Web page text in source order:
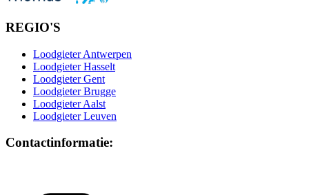
REGIO'S
Loodgieter Antwerpen
Loodgieter Hasselt
Loodgieter Gent
Loodgieter Brugge
Loodgieter Aalst
Loodgieter Leuven
Contactinformatie: